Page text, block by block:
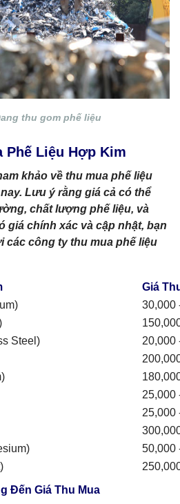
thu gom phế liệu
Phế Liệu Hợp Kim
khảo về thu mua phế liệu
Lưu ý rằng giá cả có thể
chất lượng phế liệu, và
giá chính xác và cập nhật, bạn
các công ty thu mua phế liệu
Giá
30,000
Steel)
20,000
25,000
25,000
50,000
Đến Giá Thu Mua